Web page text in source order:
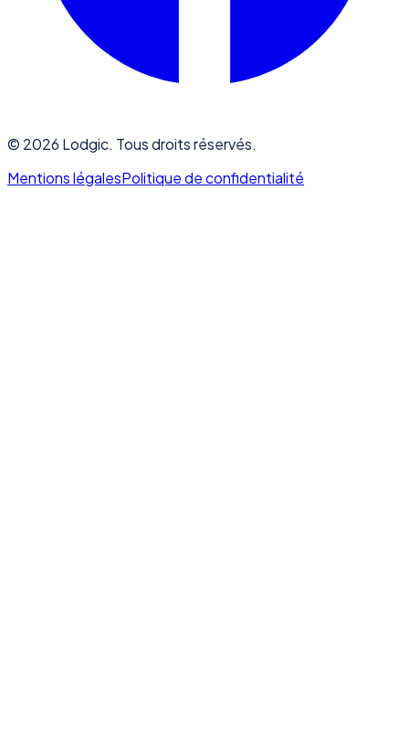
© 2026 Lodgic. Tous droits réservés.
Mentions légalesPolitique de confidentialité